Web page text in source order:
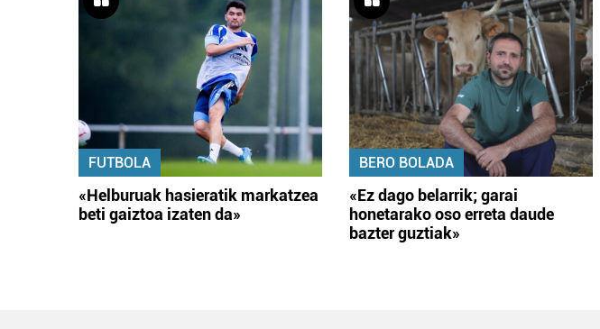
FUTBOLA
«Helburuak hasieratik markatzea
beti gaiztoa izaten da»
BERO BOLADA
«Ez dago belarrik; garai
honetarako oso erreta daude
bazter guztiak»